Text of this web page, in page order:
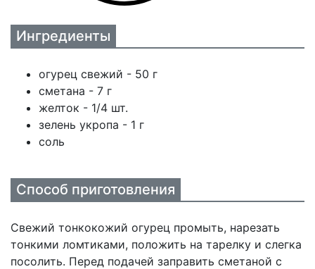
Ингредиенты
огурец свежий - 50 г
сметана - 7 г
желток - 1/4 шт.
зелень укропа - 1 г
соль
Способ приготовления
Свежий тонкокожий огурец промыть, нарезать
тонкими ломтиками, положить на тарелку и слегка
посолить. Перед подачей заправить сметаной с